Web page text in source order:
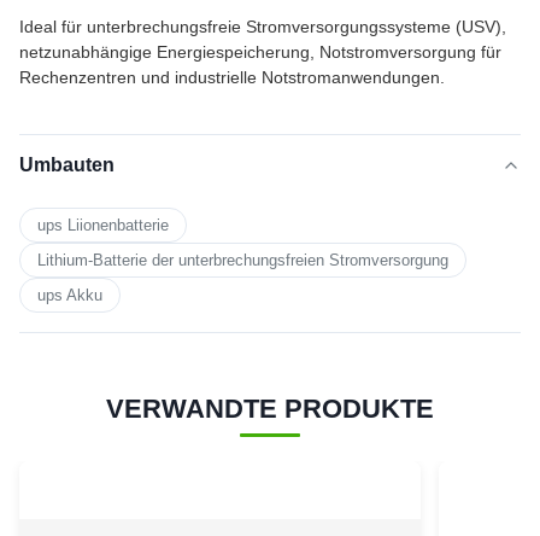
Ideal für unterbrechungsfreie Stromversorgungssysteme (USV),
netzunabhängige Energiespeicherung, Notstromversorgung für
Rechenzentren und industrielle Notstromanwendungen.
Umbauten
ups Liionenbatterie
Lithium-Batterie der unterbrechungsfreien Stromversorgung
ups Akku
VERWANDTE PRODUKTE